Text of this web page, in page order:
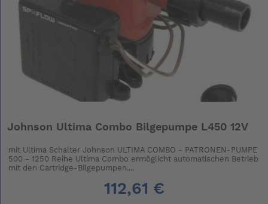
Johnson Ultima Combo Bilgepumpe L450 12V
mit Ultima Schalter Johnson ULTIMA COMBO - PATRONEN-PUMPE
500 - 1250 Reihe Ultima Combo ermöglicht automatischen Betrieb
mit den Cartridge-Bilgepumpen....
112,61 €